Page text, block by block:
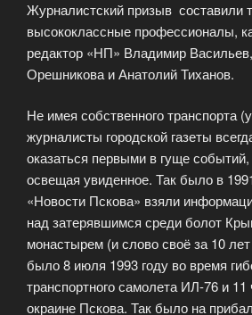
Журналистский призыв составили
высококлассные профессионалы,
редактор «НП» Владимир
Орешникова и Анатолий Тиханов.
Не имея собственного транспорта
журналисты городской газеты
оказаться первыми в гуще
освещая увиденное. Так было в
«Новости Пскова» взяли
над затерявшимся среди болот
монастырем (и слово своё за 10
было 8 июля 1993 году во время
транспортного самолета ИЛ-76 и
окраине Пскова. Так было на